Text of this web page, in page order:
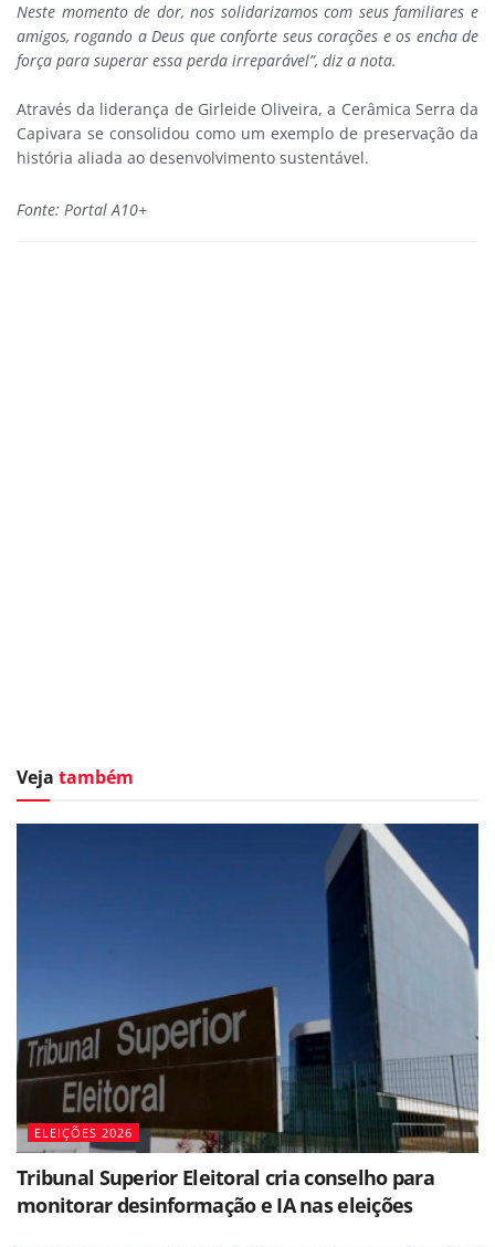
Neste momento de dor, nos solidarizamos com seus familiares e
amigos, rogando a Deus que conforte seus corações e os encha de
força para superar essa perda irreparável”, diz a nota.
Através da liderança de Girleide Oliveira, a Cerâmica Serra da
Capivara se consolidou como um exemplo de preservação da
história aliada ao desenvolvimento sustentável.
Fonte: Portal A10+
Veja também
ELEIÇÕES 2026
Tribunal Superior Eleitoral cria conselho para
monitorar desinformação e IA nas eleições